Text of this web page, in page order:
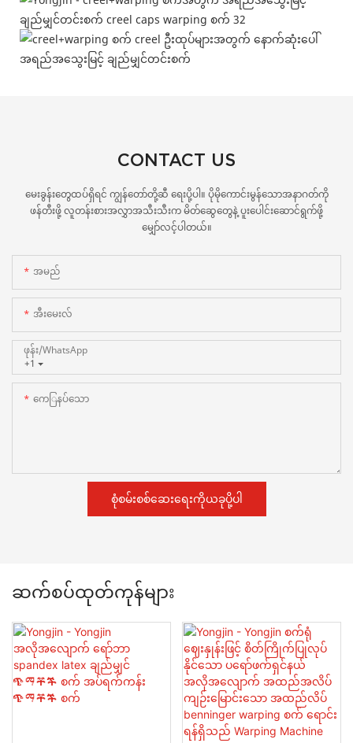
CONTACT US
မေးခွန်းတွေထပ်ရှိရင် ကျွန်တော်တို့ဆီ ရေးပို့ပါ။ ပိုမိုကောင်းမွန်သောအနာဂတ်ကို
ဖန်တီးဖို့ လူတန်းစားအလွှာအသီးသီးက မိတ်ဆွေတွေနဲ့ ပူးပေါင်းဆောင်ရွက်ဖို့
မျှော်လင့်ပါတယ်။
အမည်
အီးမေးလ်
+1
ဖုန်း/whatsApp
ကေြနပ်သော
စုံစမ်းစစ်ဆေးရေးကိုယခုပို့ပါ
ဆက်စပ်ထုတ်ကုန်များ